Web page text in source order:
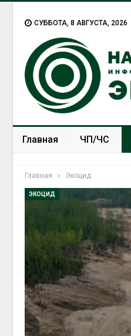
СУББОТА, 8 АВГУСТА, 2026
Главная ЧП/ЧС
Главная Экоцид
ЭКОЦИД